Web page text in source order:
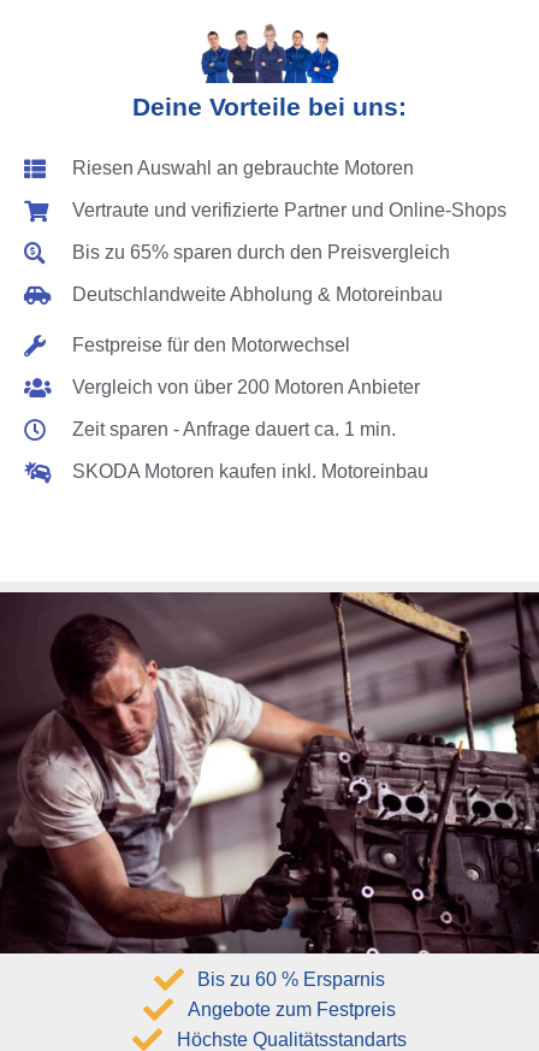
Deine Vorteile bei uns:
Riesen Auswahl an gebrauchte Motoren
Vertraute und verifizierte Partner und Online-Shops
Bis zu 65% sparen durch den Preisvergleich
Deutschlandweite Abholung & Motoreinbau
Festpreise für den Motorwechsel
Vergleich von über 200 Motoren Anbieter
Zeit sparen - Anfrage dauert ca. 1 min.
SKODA Motoren kaufen inkl. Motoreinbau
Bis zu 60 % Ersparnis
Angebote zum Festpreis
Höchste Qualitätsstandarts